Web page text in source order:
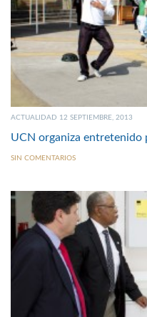
ACTUALIDAD 12 SEPTIEMBRE, 2013
UCN organiza entretenido
SIN COMENTARIOS